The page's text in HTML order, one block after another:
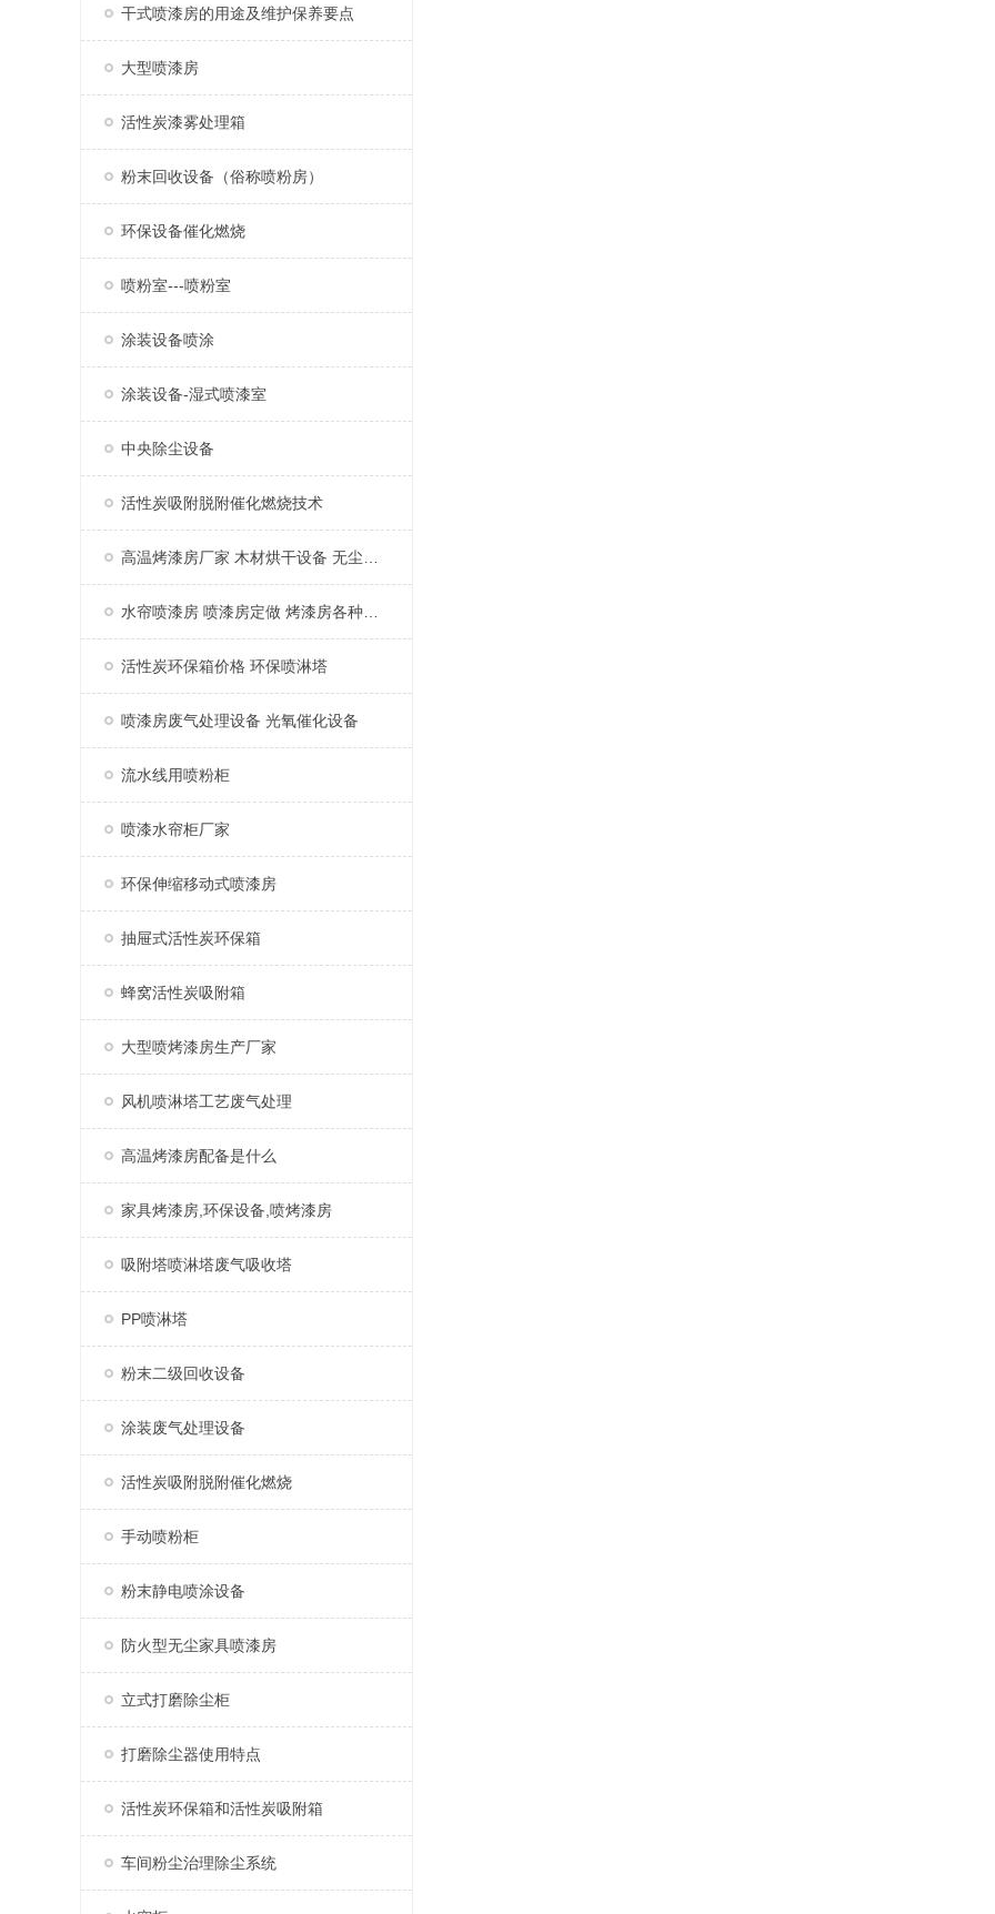
干式喷漆房的用途及维护保养要点
大型喷漆房
活性炭漆雾处理箱
粉末回收设备（俗称喷粉房）
环保设备催化燃烧
喷粉室---喷粉室
涂装设备喷涂
涂装设备-湿式喷漆室
中央除尘设备
活性炭吸附脱附催化燃烧技术
活性炭环保箱价格 环保喷淋塔
喷漆房废气处理设备 光氧催化设备
流水线用喷粉柜
喷漆水帘柜厂家
环保伸缩移动式喷漆房
抽屉式活性炭环保箱
蜂窝活性炭吸附箱
大型喷烤漆房生产厂家
风机喷淋塔工艺废气处理
高温烤漆房配备是什么
家具烤漆房,环保设备,喷烤漆房
吸附塔喷淋塔废气吸收塔
PP喷淋塔
粉末二级回收设备
涂装废气处理设备
活性炭吸附脱附催化燃烧
手动喷粉柜
粉末静电喷涂设备
防火型无尘家具喷漆房
立式打磨除尘柜
打磨除尘器使用特点
活性炭环保箱和活性炭吸附箱
车间粉尘治理除尘系统